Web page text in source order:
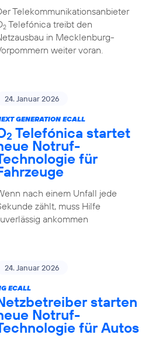
Telekommunikationsanbieter
2Telefónica treibt den
in Mecklenburg-
weiter voran.
24. Januar 2026
GENERATION ECALL
2 Telefónica startet
Notruf-
für
nach einem Unfall jede
zählt, muss Hilfe
ankommen
24. Januar 2026
ECALL
starten
Notruf-
für Autos